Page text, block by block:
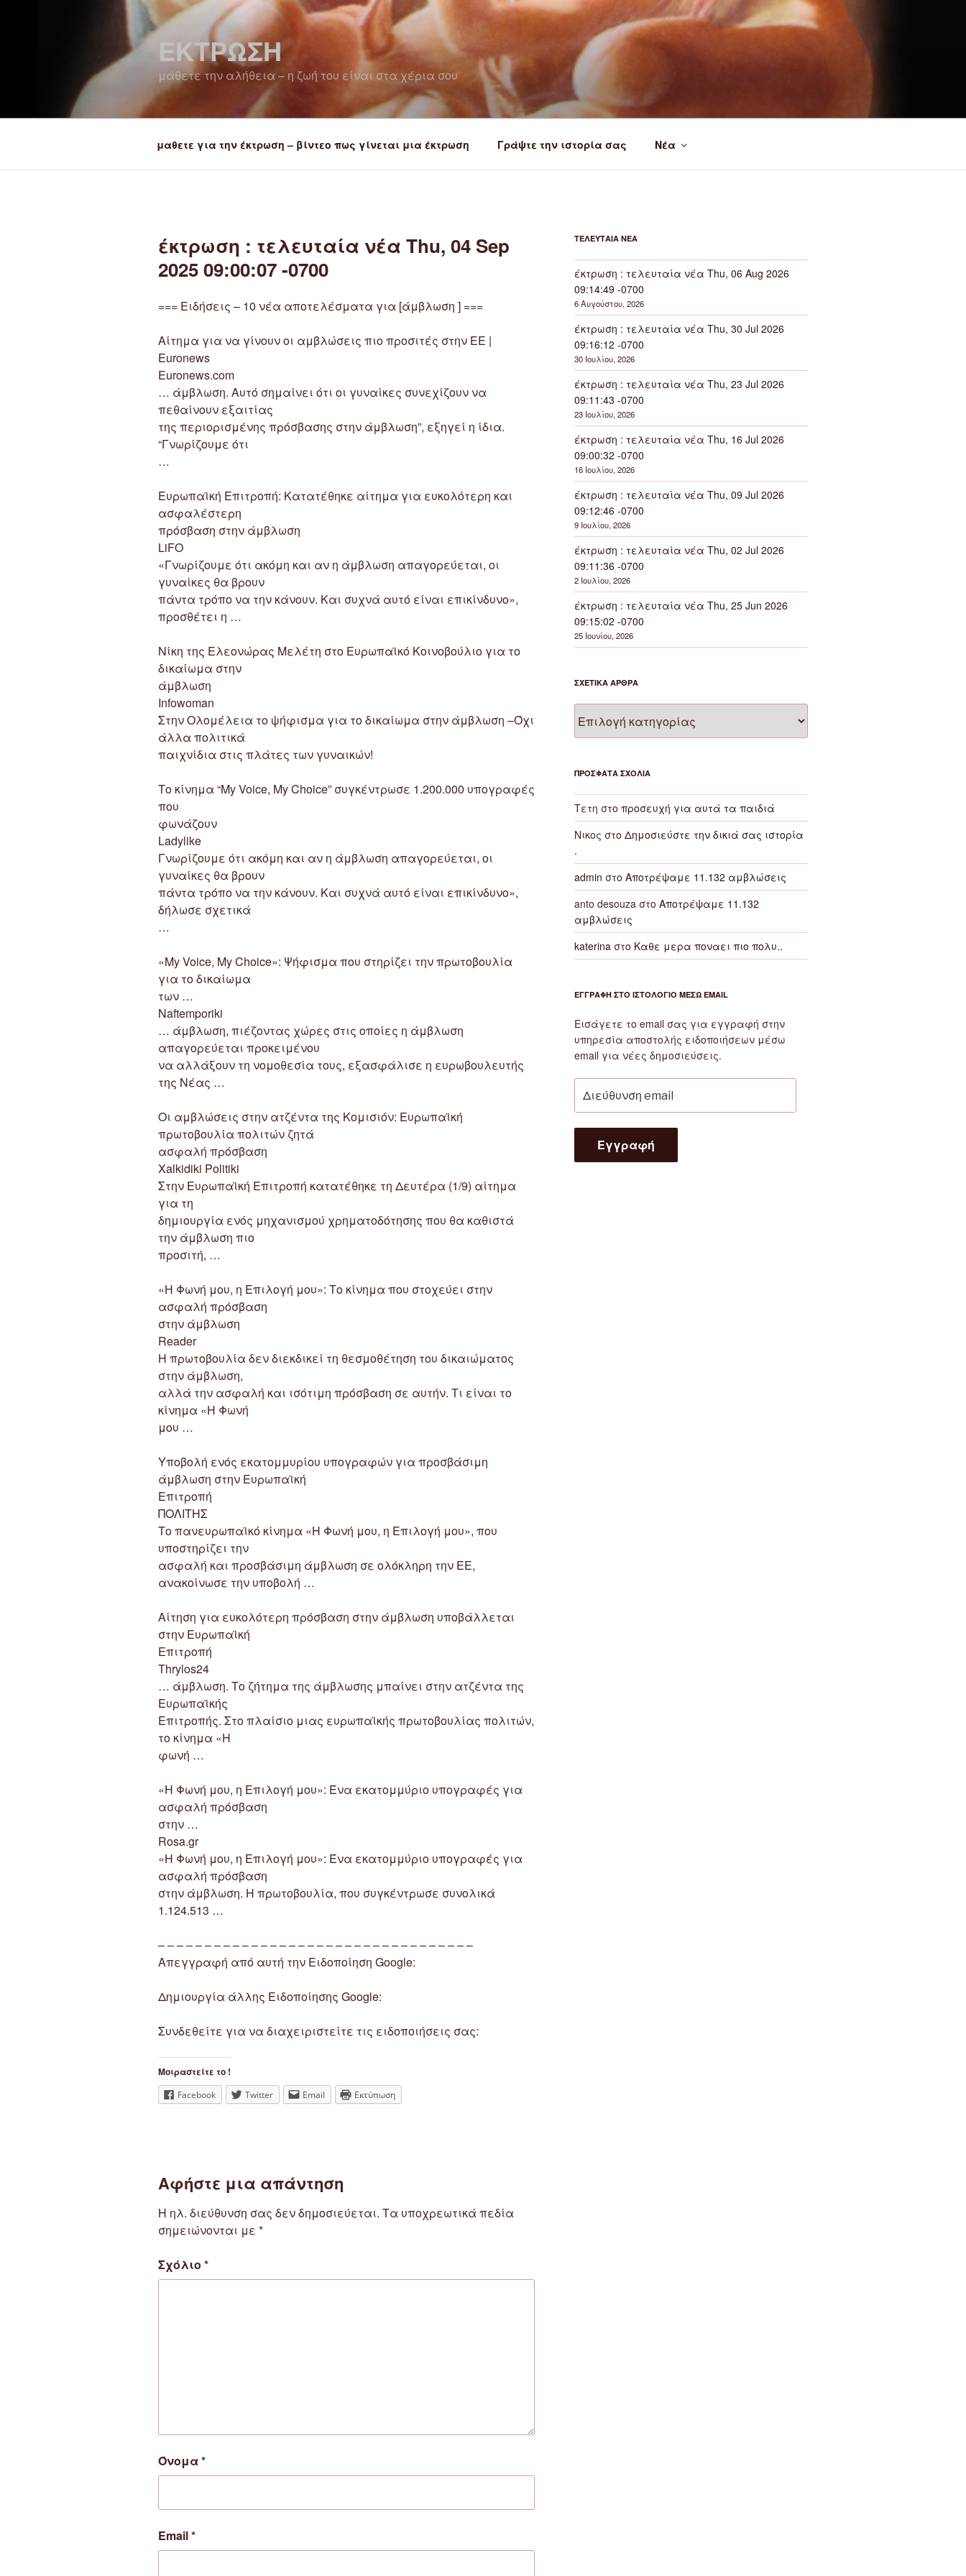
ΕΚΤΡΩΣΗ
μάθετε την αλήθεια – η ζωή του είναι στα χέρια σου
μαθετε για την έκτρωση – βίντεο πως γίνεται μια έκτρωση Γράψτε την ιστορία σας Νέα
έκτρωση : τελευταία νέα Thu, 04 Sep
2025 09:00:07 -0700
=== Ειδήσεις – 10 νέα αποτελέσματα για [άμβλωση ] ===
Αίτημα για να γίνουν οι αμβλώσεις πιο προσιτές στην ΕΕ |
Euronews
Euronews.com
… άμβλωση. Αυτό σημαίνει ότι οι γυναίκες συνεχίζουν να
πεθαίνουν εξαιτίας
της περιορισμένης πρόσβασης στην άμβλωση”, εξηγεί η ίδια.
“Γνωρίζουμε ότι
…
Ευρωπαϊκή Επιτροπή: Κατατέθηκε αίτημα για ευκολότερη και
ασφαλέστερη
πρόσβαση στην άμβλωση
LiFO
«Γνωρίζουμε ότι ακόμη και αν η άμβλωση απαγορεύεται, οι
γυναίκες θα βρουν
πάντα τρόπο να την κάνουν. Και συχνά αυτό είναι επικίνδυνο»,
προσθέτει η …
Νίκη της Ελεονώρας Μελέτη στο Ευρωπαϊκό Κοινοβούλιο για το
δικαίωμα στην
άμβλωση
Infowoman
Στην Ολομέλεια το ψήφισμα για το δικαίωμα στην άμβλωση –Όχι
άλλα πολιτικά
παιχνίδια στις πλάτες των γυναικών!
Το κίνημα “My Voice, My Choice” συγκέντρωσε 1.200.000 υπογραφές
που
φωνάζουν
Ladylike
Γνωρίζουμε ότι ακόμη και αν η άμβλωση απαγορεύεται, οι
γυναίκες θα βρουν
πάντα τρόπο να την κάνουν. Και συχνά αυτό είναι επικίνδυνο»,
δήλωσε σχετικά
…
«My Voice, My Choice»: Ψήφισμα που στηρίζει την πρωτοβουλία
για το δικαίωμα
των …
Naftemporiki
… άμβλωση, πιέζοντας χώρες στις οποίες η άμβλωση
απαγορεύεται προκειμένου
να αλλάξουν τη νομοθεσία τους, εξασφάλισε η ευρωβουλευτής
της Νέας …
Οι αμβλώσεις στην ατζέντα της Κομισιόν: Ευρωπαϊκή
πρωτοβουλία πολιτών ζητά
ασφαλή πρόσβαση
Xalkidiki Politiki
Στην Ευρωπαϊκή Επιτροπή κατατέθηκε τη Δευτέρα (1/9) αίτημα
για τη
δημιουργία ενός μηχανισμού χρηματοδότησης που θα καθιστά
την άμβλωση πιο
προσιτή, …
«Η Φωνή μου, η Επιλογή μου»: Το κίνημα που στοχεύει στην
ασφαλή πρόσβαση
στην άμβλωση
Reader
Η πρωτοβουλία δεν διεκδικεί τη θεσμοθέτηση του δικαιώματος
στην άμβλωση,
αλλά την ασφαλή και ισότιμη πρόσβαση σε αυτήν. Τι είναι το
κίνημα «Η Φωνή
μου …
Υποβολή ενός εκατομμυρίου υπογραφών για προσβάσιμη
άμβλωση στην Ευρωπαϊκή
Επιτροπή
ΠΟΛΙΤΗΣ
Το πανευρωπαϊκό κίνημα «Η Φωνή μου, η Επιλογή μου», που
υποστηρίζει την
ασφαλή και προσβάσιμη άμβλωση σε ολόκληρη την ΕΕ,
ανακοίνωσε την υποβολή …
Αίτηση για ευκολότερη πρόσβαση στην άμβλωση υποβάλλεται
στην Ευρωπαϊκή
Επιτροπή
Thrylos24
… άμβλωση. Το ζήτημα της άμβλωσης μπαίνει στην ατζέντα της
Ευρωπαϊκής
Επιτροπής. Στο πλαίσιο μιας ευρωπαϊκής πρωτοβουλίας πολιτών,
το κίνημα «Η
φωνή …
«Η Φωνή μου, η Επιλογή μου»: Ένα εκατομμύριο υπογραφές για
ασφαλή πρόσβαση
στην …
Rosa.gr
«Η Φωνή μου, η Επιλογή μου»: Ένα εκατομμύριο υπογραφές για
ασφαλή πρόσβαση
στην άμβλωση. Η πρωτοβουλία, που συγκέντρωσε συνολικά
1.124.513 …
– – – – – – – – – – – – – – – – – – – – – – – – – – – – – – – – – –
Απεγγραφή από αυτή την Ειδοποίηση Google:
Δημιουργία άλλης Eιδοποίησης Google:
Συνδεθείτε για να διαχειριστείτε τις ειδοποιήσεις σας:
Μοιραστείτε το !
Facebook Twitter Email Εκτύπωση
Αφήστε μια απάντηση
Η ηλ. διεύθυνση σας δεν δημοσιεύεται. Τα υποχρεωτικά πεδία
σημειώνονται με *
Σχόλιο *
Όνομα*
Email*
ΤΕΛΕΥΤΑΊΑ ΝΈΑ
έκτρωση : τελευταία νέα Thu, 06 Aug 2026
09:14:49 -0700
6 Αυγούστου, 2026
έκτρωση : τελευταία νέα Thu, 30 Jul 2026
09:16:12 -0700
30 Ιουλίου, 2026
έκτρωση : τελευταία νέα Thu, 23 Jul 2026
09:11:43 -0700
23 Ιουλίου, 2026
έκτρωση : τελευταία νέα Thu, 16 Jul 2026
09:00:32 -0700
16 Ιουλίου, 2026
έκτρωση : τελευταία νέα Thu, 09 Jul 2026
09:12:46 -0700
9 Ιουλίου, 2026
έκτρωση : τελευταία νέα Thu, 02 Jul 2026
09:11:36 -0700
2 Ιουλίου, 2026
έκτρωση : τελευταία νέα Thu, 25 Jun 2026
09:15:02 -0700
25 Ιουνίου, 2026
ΣΧΕΤΙΚΆ ΆΡΘΡΑ
άρθρα
ΠΡΌΣΦΑΤΑ ΣΧΌΛΙΑ
Τετη στο προσευχή για αυτά τα παιδιά
Νικος στο Δημοσιεύστε την δικιά σας ιστορία
.
admin στο Αποτρέψαμε 11.132 αμβλώσεις
anto desouzaστο Αποτρέψαμε 11.132
αμβλώσεις
katerinaστο Καθε μερα ποναει πιο πολυ..
ΕΓΓΡΑΦΉ ΣΤΟ ΙΣΤΟΛΌΓΙΟ ΜΈΣΩ EMAIL
Εισάγετε το email σας για εγγραφή στην
υπηρεσία αποστολής ειδοποιήσεων μέσω
email για νέες δημοσιεύσεις.
email
Εγγραφή